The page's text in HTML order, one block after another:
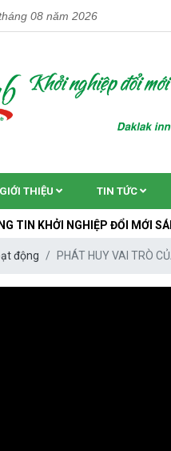
08 năm 2026
GIỚI THIỆU TIN TỨC
NGHIỆP ĐỔI MỚI SÁNG TẠO
động PHÁT HUY VAI TRÒ